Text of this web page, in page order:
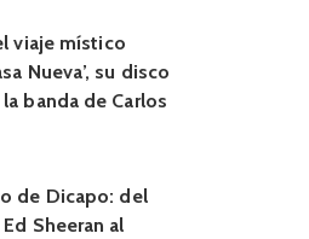
viaje místico
Nueva’, su disco
banda de Carlos
de Dicapo: del
Sheeran al